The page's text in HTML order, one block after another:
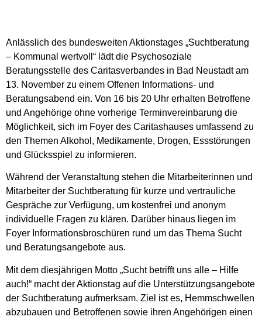
Anlässlich des bundesweiten Aktionstages „Suchtberatung
– Kommunal wertvoll“ lädt die Psychosoziale
Beratungsstelle des Caritasverbandes in Bad Neustadt am
13. November zu einem Offenen Informations- und
Beratungsabend ein. Von 16 bis 20 Uhr erhalten Betroffene
und Angehörige ohne vorherige Terminvereinbarung die
Möglichkeit, sich im Foyer des Caritashauses umfassend zu
den Themen Alkohol, Medikamente, Drogen, Essstörungen
und Glücksspiel zu informieren.
Während der Veranstaltung stehen die Mitarbeiterinnen und
Mitarbeiter der Suchtberatung für kurze und vertrauliche
Gespräche zur Verfügung, um kostenfrei und anonym
individuelle Fragen zu klären. Darüber hinaus liegen im
Foyer Informationsbroschüren rund um das Thema Sucht
und Beratungsangebote aus.
Mit dem diesjährigen Motto „Sucht betrifft uns alle – Hilfe
auch!“ macht der Aktionstag auf die Unterstützungsangebote
der Suchtberatung aufmerksam. Ziel ist es, Hemmschwellen
abzubauen und Betroffenen sowie ihren Angehörigen einen